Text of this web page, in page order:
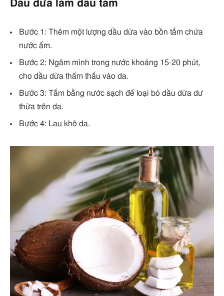
Dầu dừa làm dầu tắm
Bước 1: Thêm một lượng dầu dừa vào bồn tắm chứa
nước ấm.
Bước 2: Ngâm mình trong nước khoảng 15-20 phút,
cho dầu dừa thẩm thấu vào da.
Bước 3: Tắm bằng nước sạch để loại bỏ dầu dừa dư
thừa trên da.
Bước 4: Lau khô da.